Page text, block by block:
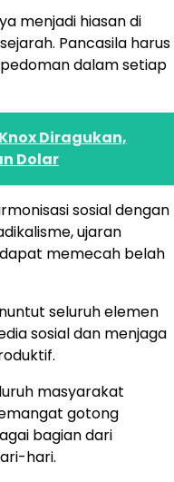
menjadi hiasan di
Pancasila harus
dalam setiap
Diragukan,
Dolar
sosial dengan
ujaran
memecah belah
seluruh elemen
sosial dan menjaga
masyarakat
gotong
bagian dari
hari.